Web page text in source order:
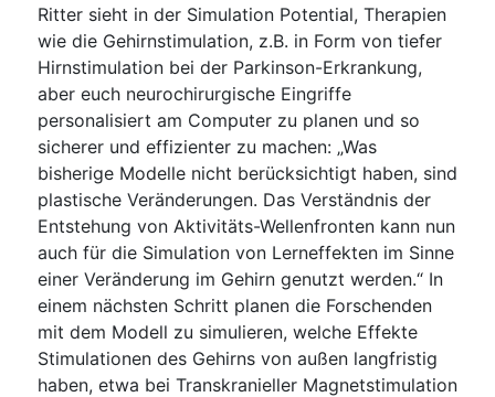
Ritter sieht in der Simulation Potential, Therapien
wie die Gehirnstimulation, z.B. in Form von tiefer
Hirnstimulation bei der Parkinson-Erkrankung,
aber euch neurochirurgische Eingriffe
personalisiert am Computer zu planen und so
sicherer und effizienter zu machen: „Was
bisherige Modelle nicht berücksichtigt haben, sind
plastische Veränderungen. Das Verständnis der
Entstehung von Aktivitäts-Wellenfronten kann nun
auch für die Simulation von Lerneffekten im Sinne
einer Veränderung im Gehirn genutzt werden.“ In
einem nächsten Schritt planen die Forschenden
mit dem Modell zu simulieren, welche Effekte
Stimulationen des Gehirns von außen langfristig
haben, etwa bei Transkranieller Magnetstimulation